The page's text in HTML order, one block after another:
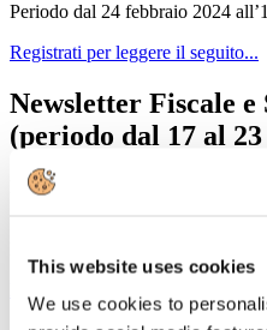
This website uses cookies
We use cookies to
Periodo dal 24 febbraio 2024
Registrati per leggere il seguito...
Newsletter Fiscale e
(periodo dal 17 al
Dettagli